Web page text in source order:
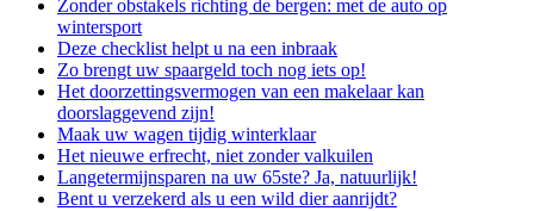
Zonder obstakels richting de bergen: met de auto op
wintersport
Deze checklist helpt u na een inbraak
Zo brengt uw spaargeld toch nog iets op!
Het doorzettingsvermogen van een makelaar kan
doorslaggevend zijn!
Maak uw wagen tijdig winterklaar
Het nieuwe erfrecht, niet zonder valkuilen
Langetermijnsparen na uw 65ste? Ja, natuurlijk!
Bent u verzekerd als u een wild dier aanrijdt?